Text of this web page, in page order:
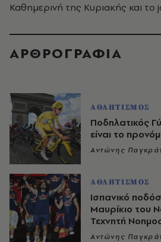
Καθημερινή της Κυριακής και το
ΑΡΘΡΟΓΡΑΦΙΑ
ΑΘΛΗΤΙΣΜΟΣ
Ποδηλατικός
είναι το
Αντώνης
ΑΘΛΗΤΙΣΜΟΣ
Ισπανικό
Μαυρίκιο του
Τεχνητή
Αντώνης